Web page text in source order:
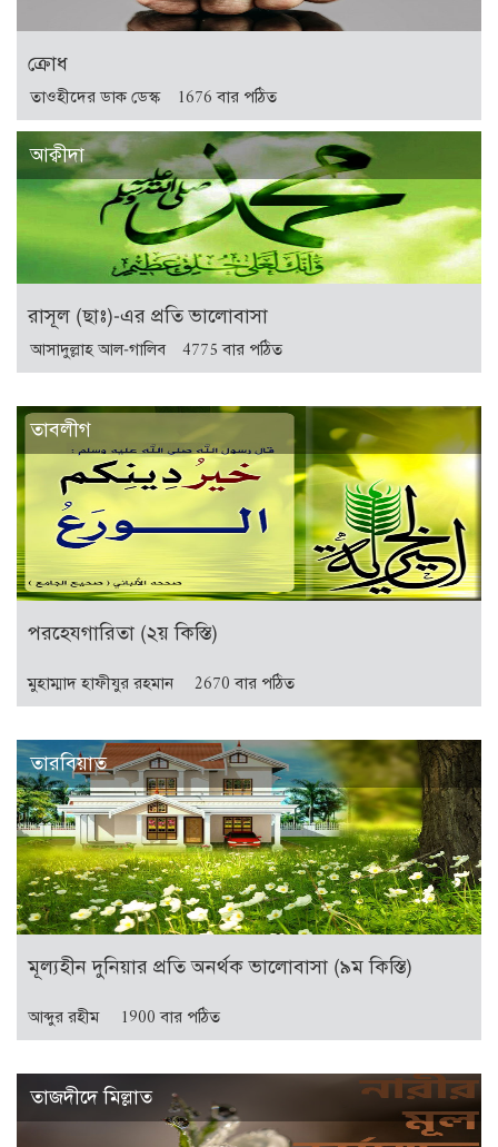
ক্রোধ
তাওহীদের ডাক ডেস্ক 1676 বার পঠিত
আক্বীদা
রাসূল (ছাঃ)-এর প্রতি ভালোবাসা
আসাদুল্লাহ আল-গালিব 4775 বার পঠিত
তাবলীগ
পরহেযগারিতা (২য় কিস্তি)
মুহাম্মাদ হাফীযুর রহমান 2670 বার পঠিত
তারবিয়াত
মূল্যহীন দুনিয়ার প্রতি অনর্থক ভালোবাসা (৯ম কিস্তি)
আব্দুর রহীম 1900 বার পঠিত
তাজদীদে মিল্লাত